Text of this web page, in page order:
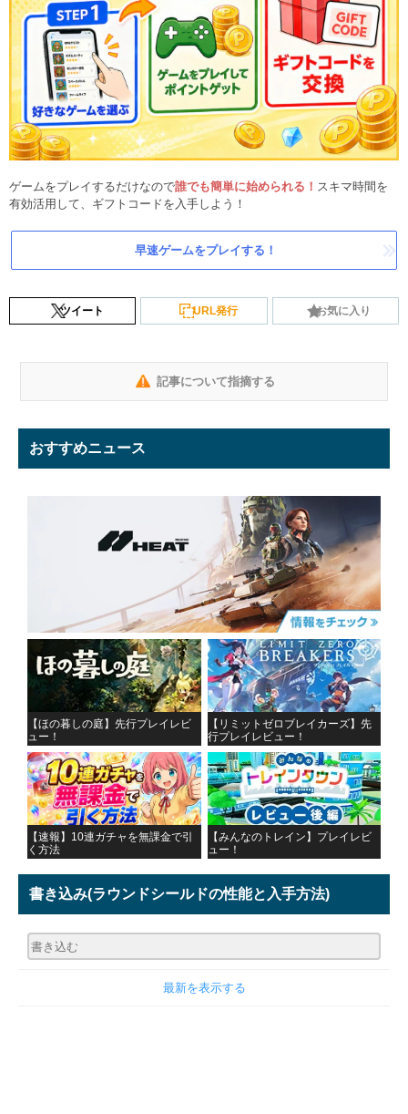
ゲームをプレイするだけなので誰でも簡単に始められる！ スキマ時間を
有効活用して、ギフトコードを入手しよう！
早速ゲームをプレイする！
ツイート URL発行 お気に入り
記事について指摘する
おすすめニュース
【ほの暮しの庭】先行プレイレビ
ュー！
【リミットゼロブレイカーズ】先
行プレイレビュー！
【速報】10連ガチャを無課金で引
く方法
【みんなのトレイン】プレイレビ
ュー！
書き込み(ラウンドシールドの性能と入手方法)
最新を表示する